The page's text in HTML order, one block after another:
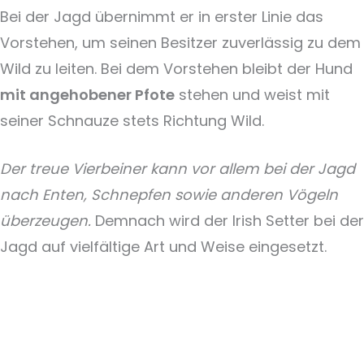
Bei der Jagd übernimmt er in erster Linie das
Vorstehen, um seinen Besitzer zuverlässig zu dem
Wild zu leiten. Bei dem Vorstehen bleibt der Hund
mit angehobener Pfote stehen und weist mit
seiner Schnauze stets Richtung Wild.
Der treue Vierbeiner kann vor allem bei der Jagd
nach Enten, Schnepfen sowie anderen Vögeln
überzeugen. Demnach wird der Irish Setter bei der
Jagd auf vielfältige Art und Weise eingesetzt.